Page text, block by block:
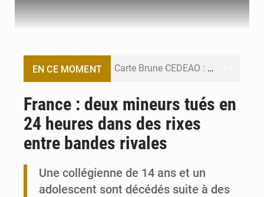
EN CE MOMENT Carte Brune CEDEAO : Lomé mise sur la digitalisation des sinistres
Syrie : Explosion mortelle sur un minibus à Jaramana (Damas)
France : deux mineurs tués en
24 heures dans des rixes
entre bandes rivales
Une collégienne de 14 ans et un
adolescent sont décédés suite à des